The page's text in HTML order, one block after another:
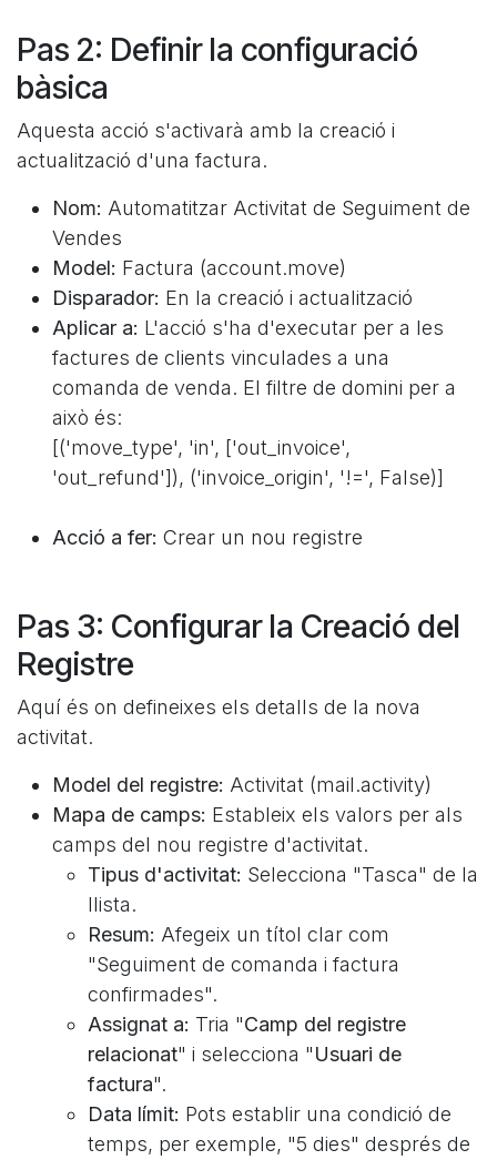
Pas 2: Definir la configuració
bàsica
Aquesta acció s'activarà amb la creació i
actualització d'una factura.
Nom: Automatitzar Activitat de Seguiment de
Vendes
Model: Factura (account.move)
Disparador: En la creació i actualització
Aplicar a: L'acció s'ha d'executar per a les
factures de clients vinculades a una
comanda de venda. El filtre de domini per a
això és:
[('move_type', 'in', ['out_invoice',
'out_refund']), ('invoice_origin', '!=', False)]
Acció a fer: Crear un nou registre
Pas 3: Configurar la Creació del
Registre
Aquí és on defineixes els detalls de la nova
activitat.
Model del registre: Activitat (mail.activity)
Mapa de camps: Estableix els valors per als
camps del nou registre d'activitat.
Tipus d'activitat: Selecciona "Tasca" de la
llista.
Resum: Afegeix un títol clar com
"Seguiment de comanda i factura
confirmades".
Assignat a: Tria "Camp del registre
relacionat" i selecciona "Usuari de
factura".
Data límit: Pots establir una condició de
temps, per exemple, "5 dies" després de